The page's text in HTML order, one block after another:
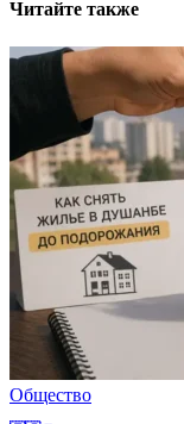
Читайте также
Общество